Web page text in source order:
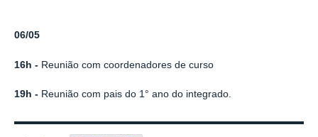
06/05
16h - Reunião com coordenadores de curso
19h - Reunião com pais do 1° ano do integrado.